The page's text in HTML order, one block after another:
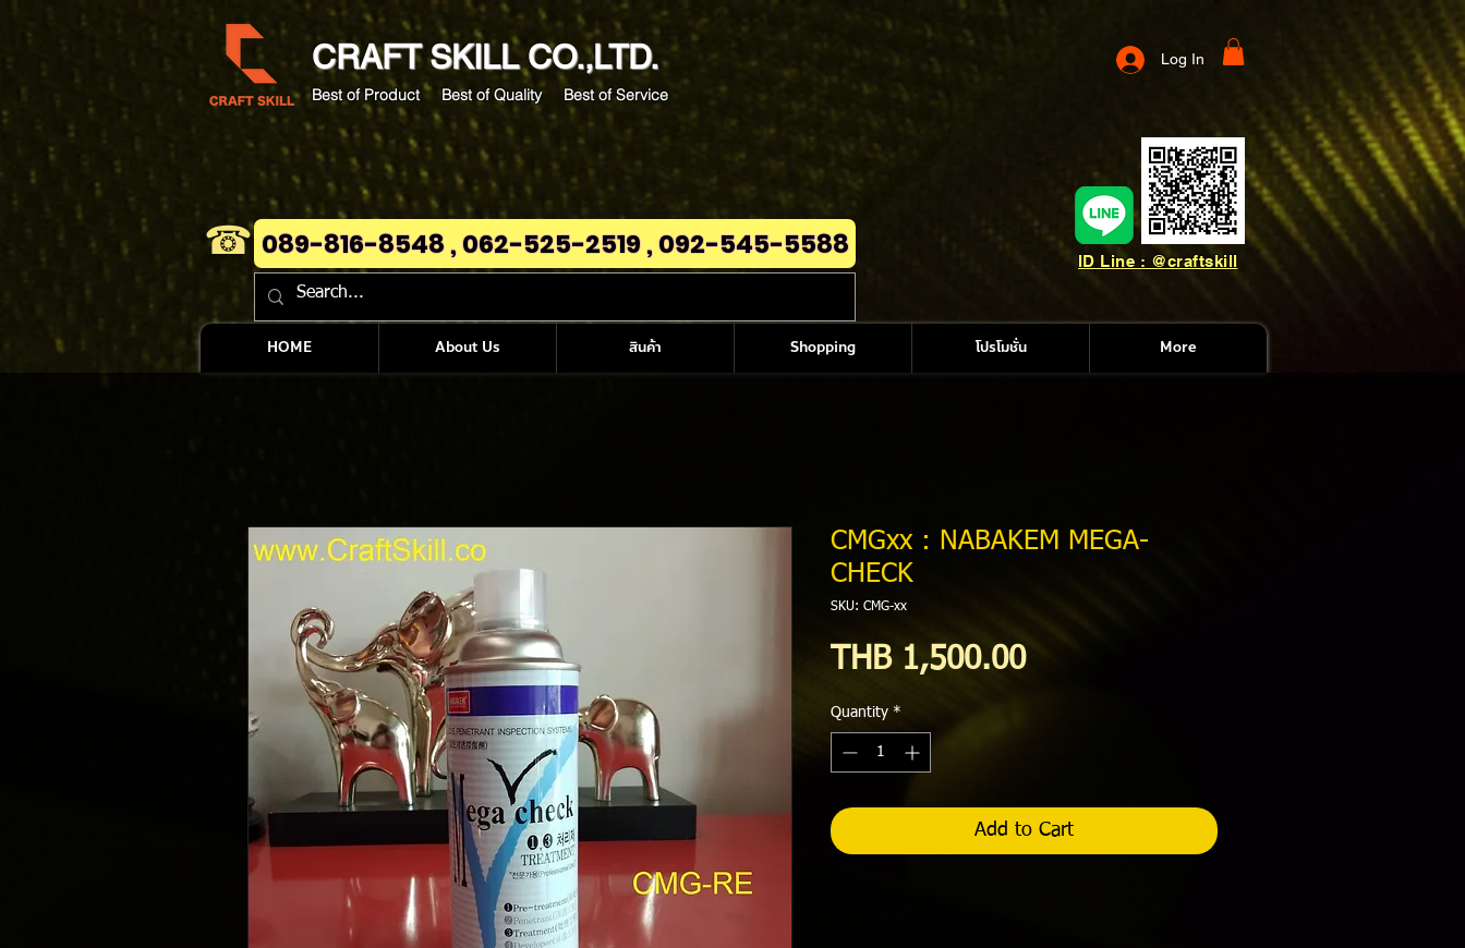
CRAFT SKILL CO.,LTD.
Best of Product Best of Quality Best of Service
Log In
☎ 089-816-8548 , 062-525-2519 , 092-545-5588 ID Line : @craftskill
HOME About Us สินค้า Shopping โปรโมชั่น More
CMGxx : NABAKEM MEGA-
CHECK
SKU: CMG-xx
THB 1,500.00Price
Quantity *
Add to Cart